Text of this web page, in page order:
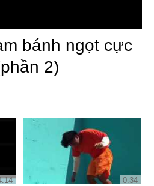
bánh ngọt cực
2)
0:34